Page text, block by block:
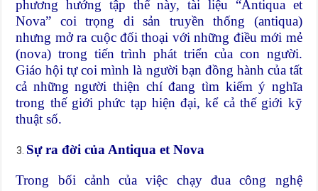
phương hướng tập thể này, tài liệu “Antiqua et
Nova” coi trọng di sản truyền thống (antiqua)
nhưng mở ra cuộc đối thoại với những điều mới mẻ
(nova) trong tiến trình phát triển của con người.
Giáo hội tự coi mình là người bạn đồng hành của tất
cả những người thiện chí đang tìm kiếm ý nghĩa
trong thế giới phức tạp hiện đại, kể cả thế giới kỹ
thuật số.
Sự ra đời của Antiqua et Nova
Trong bối cảnh của việc chạy đua công nghệ